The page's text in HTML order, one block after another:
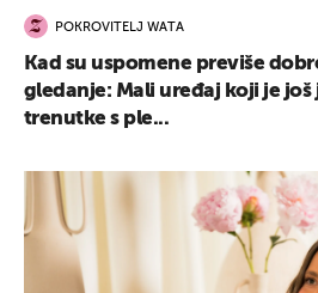
POKROVITELJ WATA
Kad su uspomene previše
gledanje: Mali uređaj koji je
trenutke s ple...